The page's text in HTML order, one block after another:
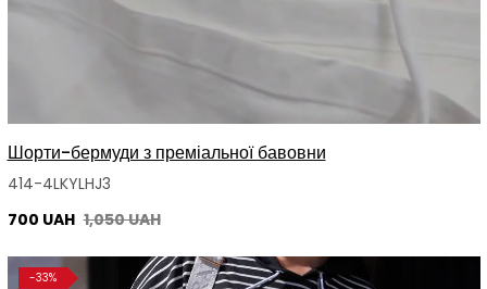
Шорти-бермуди з преміальної бавовни
414-4LKYLHJ3
700 UAH 1,050 UAH
-33%